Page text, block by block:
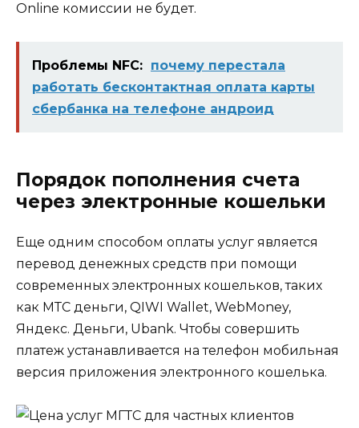
Online комиссии не будет.
Проблемы NFC: почему перестала
работать бесконтактная оплата карты
сбербанка на телефоне андроид
Порядок пополнения счета
через электронные кошельки
Еще одним способом оплаты услуг является
перевод денежных средств при помощи
современных электронных кошельков, таких
как МТС деньги, QIWI Wallet, WebМоney,
Яндекс. Деньги, Ubank. Чтобы совершить
платеж устанавливается на телефон мобильная
версия приложения электронного кошелька.